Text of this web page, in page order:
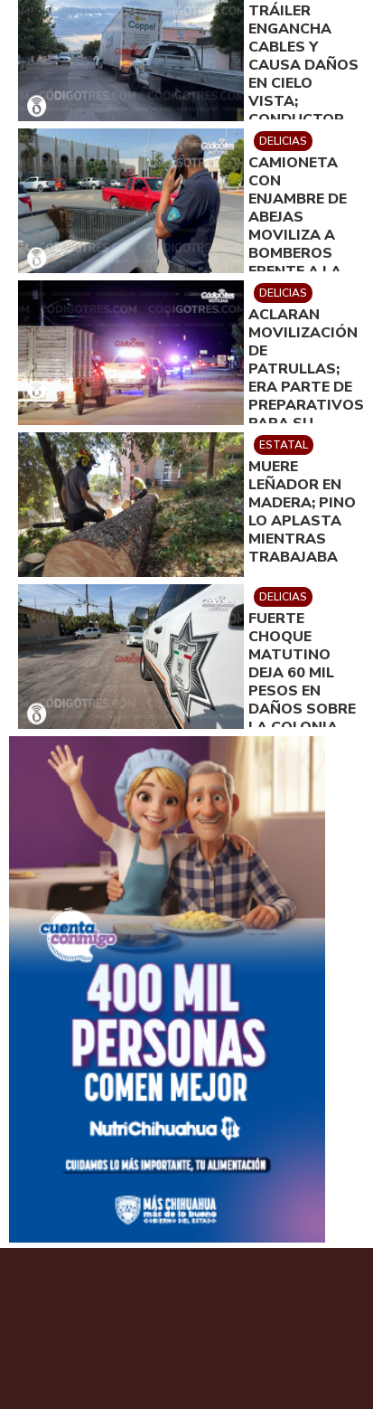
TRÁILER
ENGANCHA
CABLES Y
CAUSA DAÑOS
EN CIELO
VISTA;
CONDUCTOR
CONTINUÓ SU
MARCHA
DELICIAS
CAMIONETA
CON
ENJAMBRE DE
ABEJAS
MOVILIZA A
BOMBEROS
FRENTE A LA
PRESIDENCIA
MUNICIPAL
DELICIAS
ACLARAN
MOVILIZACIÓN
DE
PATRULLAS;
ERA PARTE DE
PREPARATIVOS
PARA SU
PRÓXIMA
ENTREGA
ESTATAL
MUERE
LEÑADOR EN
MADERA; PINO
LO APLASTA
MIENTRAS
TRABAJABA
DELICIAS
FUERTE
CHOQUE
MATUTINO
DEJA 60 MIL
PESOS EN
DAÑOS SOBRE
LA COLONIA
DEL EMPLEADO